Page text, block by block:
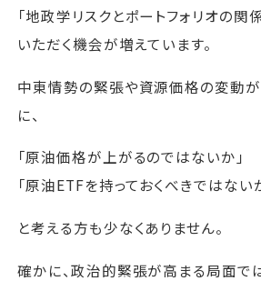
「地政学リスクとポートフォリオの関
いただく機会が増えています。
中東情勢の緊張や資源価格の変動
に、
「原油価格が上がるのではないか」
「原油ETFを持っておくべきではない
と考える方も少なくありません。
確かに、政治的緊張が高まる局面で